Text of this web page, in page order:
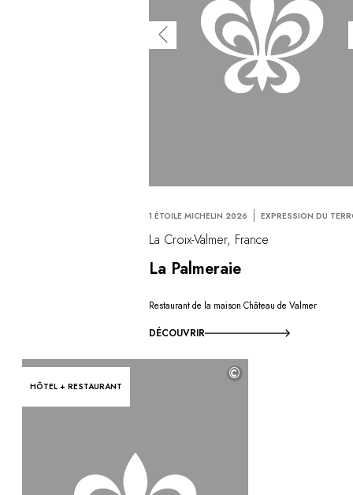
1 ÉTOILE MICHELIN 2026 EXPRESSION DU
La Croix-Valmer, France
La Palmeraie
Restaurant de la maison Château de Valmer
DÉCOUVRIR
HÔTEL + RESTAURANT
©